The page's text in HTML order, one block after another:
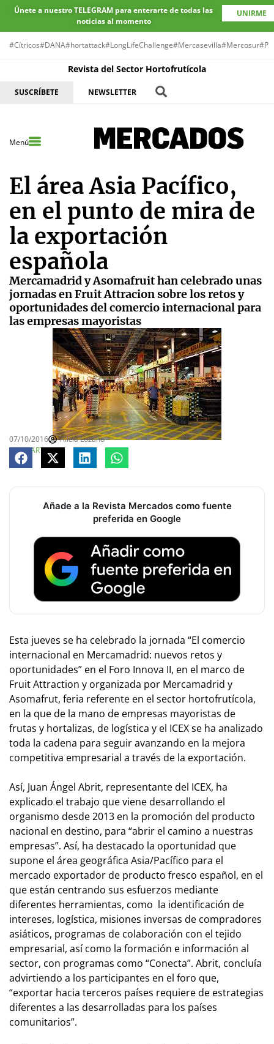
Únete a nuestro TELEGRAM para enterarte de todas las
noticias al momento
UNIRME
#Cítricos#DANA#hortattack#LongLifeChallenge#Mercasevilla#Mercosur
Revista del Sector Hortofrutícola
SUSCRÍBETE NEWSLETTER
Menú
El área Asia Pacífico,
en el punto de mira de
la exportación
española
Mercamadrid y Asomafruit han celebrado unas
jornadas en Fruit Attracion sobre los retos y
oportunidades del comercio internacional para
las empresas mayoristas
07/10/2016
Alicia Lozano
COMPARTE
Añade a la Revista Mercados como fuente
preferida en Google
Esta jueves se ha celebrado la jornada “El comercio
internacional en Mercamadrid: nuevos retos y
oportunidades” en el Foro Innova II, en el marco de
Fruit Attraction y organizada por Mercamadrid y
Asomafrut, feria referente en el sector hortofrutícola,
en la que de la mano de empresas mayoristas de
frutas y hortalizas, de logística y el ICEX se ha analizado
toda la cadena para seguir avanzando en la mejora
competitiva empresarial a través de la exportación.
Así, Juan Ángel Abrit, representante del ICEX, ha
explicado el trabajo que viene desarrollando el
organismo desde 2013 en la promoción del producto
nacional en destino, para “abrir el camino a nuestras
empresas”. Así, ha destacado la oportunidad que
supone el área geográfica Asia/Pacífico para el
mercado exportador de producto fresco español, en el
que están centrando sus esfuerzos mediante
diferentes herramientas, como la identificación de
intereses, logística, misiones inversas de compradores
asiáticos, programas de colaboración con el tejido
empresarial, así como la formación e información al
sector, con programas como “Conecta”. Abrit, concluía
advirtiendo a los participantes en el foro que,
“exportar hacia terceros países requiere de estrategias
diferentes a las desarrolladas para los países
comunitarios”.